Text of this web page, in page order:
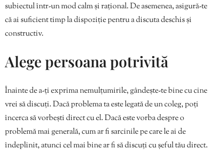
subiectul într-un mod calm și rațional. De asemenea, asigură-te
că ai suficient timp la dispoziție pentru a discuta deschis și
constructiv.
Alege persoana potrivită
Înainte de a-ți exprima nemulțumirile, gândește-te bine cu cine
vrei să discuți. Dacă problema ta este legată de un coleg, poți
încerca să vorbești direct cu el. Dacă este vorba despre o
problemă mai generală, cum ar fi sarcinile pe care le ai de
îndeplinit, atunci cel mai bine ar fi să discuți cu șeful tău direct.